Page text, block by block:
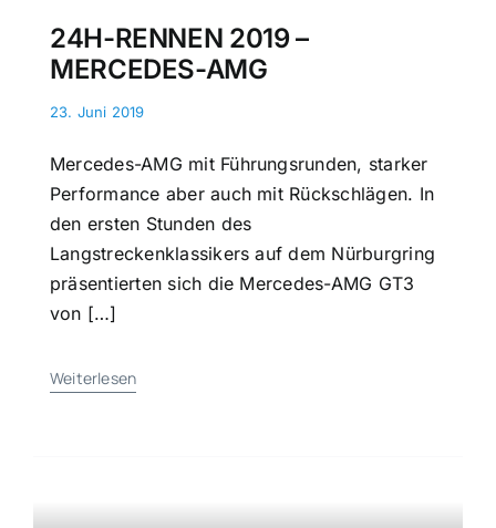
24H-RENNEN 2019 –
MERCEDES-AMG
23. Juni 2019
Mercedes-AMG mit Führungsrunden, starker
Performance aber auch mit Rückschlägen. In
den ersten Stunden des
Langstreckenklassikers auf dem Nürburgring
präsentierten sich die Mercedes-AMG GT3
von […]
Weiterlesen